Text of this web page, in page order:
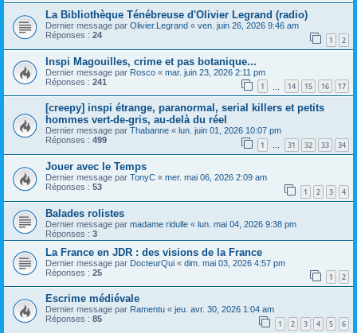
La Bibliothèque Ténébreuse d'Olivier Legrand (radio)
Dernier message par Olivier.Legrand « ven. juin 26, 2026 9:46 am
Réponses : 24 1 2
Inspi Magouilles, crime et pas botanique...
Dernier message par Rosco « mar. juin 23, 2026 2:11 pm
Réponses : 241 1 14 15 16 17
[creepy] inspi étrange, paranormal, serial killers et petits
hommes vert-de-gris, au-delà du réel
Dernier message par Thabanne « lun. juin 01, 2026 10:07 pm
Réponses : 499 1 … 31 32 33 34
Jouer avec le Temps
Dernier message par TonyC « mer. mai 06, 2026 2:09 am
Réponses : 53 1 2 3 4
Balades rolistes
Dernier message par madame ridulle « lun. mai 04, 2026 9:38 pm
Réponses : 3
La France en JDR : des visions de la France
Dernier message par DocteurQui « dim. mai 03, 2026 4:57 pm
Réponses : 25 1 2
Escrime médiévale
Dernier message par Ramentu « jeu. avr. 30, 2026 1:04 am
Réponses : 85 1 2 3 4 5 6